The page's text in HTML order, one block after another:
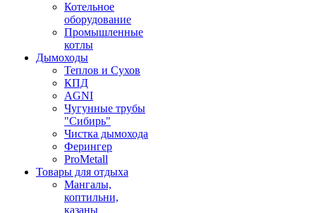
Котельное
оборудование
Промышленные
котлы
Дымоходы
Теплов и Сухов
КПД
AGNI
Чугунные трубы
"Сибирь"
Чистка дымохода
Ферингер
ProMetall
Товары для отдыха
Мангалы,
коптильни,
казаны